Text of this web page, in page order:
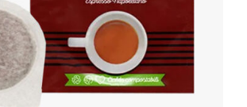
VÁLASZTÁSA
THIS
PRODUCT
HAS
MULTIPLE
VARIANTS.
THE
/ RÉSZLETEK